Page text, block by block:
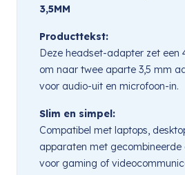
3,5MM
Producttekst:
Deze headset-adapter zet een
om naar twee aparte 3,5 mm
voor audio-uit en microfoon-in.
Slim en simpel:
Compatibel met laptops,
apparaten met
voor gaming of